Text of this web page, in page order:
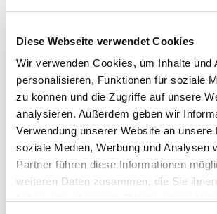
Diese Webseite verwendet Cookies
Wir verwenden Cookies, um Inhalte und
personalisieren, Funktionen für soziale
zu können und die Zugriffe auf unsere
analysieren. Außerdem geben wir
Verwendung unserer Website an unsere
soziale Medien, Werbung und Analysen
Partner führen diese Informationen
weiteren Daten zusammen, die Sie
Agrochimie
Disperseur DISPERMAT® AE: Les
importantes
OPTION : ACCESSOIRES
<p>SYSTÈMES
Flexible. Puissant.